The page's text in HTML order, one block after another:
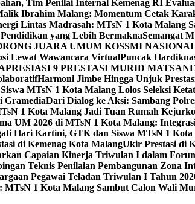
Tim Penilai Internal Kemenag RI
Ibrahim Malang: Momentum Cetak
Lintas Madrasah: MTsN 1 Kota Malang
yang Lebih BermaknaSemangat
JUARA UMUM KOSSMI
Lewat Wawancara VirtualPuncak
9 PRESTASI MURID
Harmoni Jimbe Hingga Unjuk
MTsN 1 Kota Malang Lolos Seleksi
GramediaDari Dialog ke Aksi: Sambang
1 Kota Malang Jadi Tuan Rumah
UM 2026 di MTsN 1 Kota Malang:
Hari Kartini, GTK dan Siswa MTsN 1
di Kemenag Kota MalangUkir Prestasi di
Capaian Kinerja Triwulan I dalam
Teknis Penilaian Pembangunan Zona
Pegawai Teladan Triwulan I Tahun
MTsN 1 Kota Malang Sambut Calon Wali